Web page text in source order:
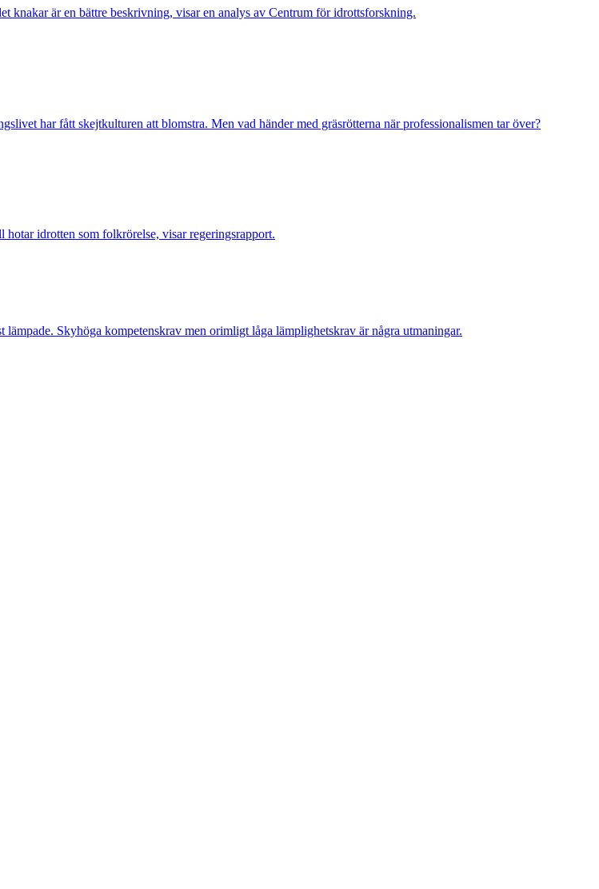
knakar är en bättre beskrivning, visar en analys av Centrum för idrottsforskning.
har fått skejtkulturen att blomstra. Men vad händer med gräsrötterna när professionalismen tar över?
idrotten som folkrörelse, visar regeringsrapport.
Skyhöga kompetenskrav men orimligt låga lämplighetskrav är några utmaningar.